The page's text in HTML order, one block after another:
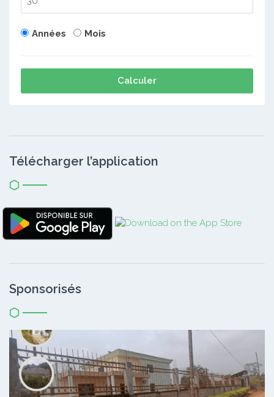
Années Mois
Calculer
Télécharger l’application
Sponsorisés